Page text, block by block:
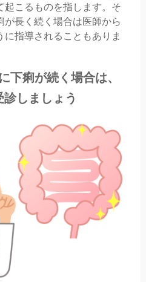
起こるものを指します。そ
長く続く場合は医師から
に指導されることもありま
下痢が続く場合は、
しましょう